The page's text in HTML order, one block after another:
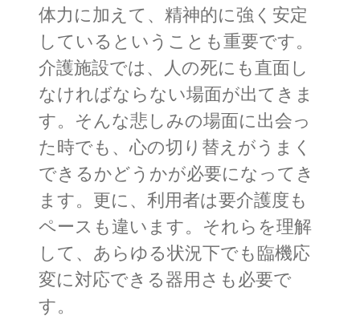
体力に加えて、精神的に強く安定
しているということも重要です。
介護施設では、人の死にも直面し
なければならない場面が出てきま
す。そんな悲しみの場面に出会っ
た時でも、心の切り替えがうまく
できるかどうかが必要になってき
ます。更に、利用者は要介護度も
ペースも違います。それらを理解
して、あらゆる状況下でも臨機応
変に対応できる器用さも必要で
す。